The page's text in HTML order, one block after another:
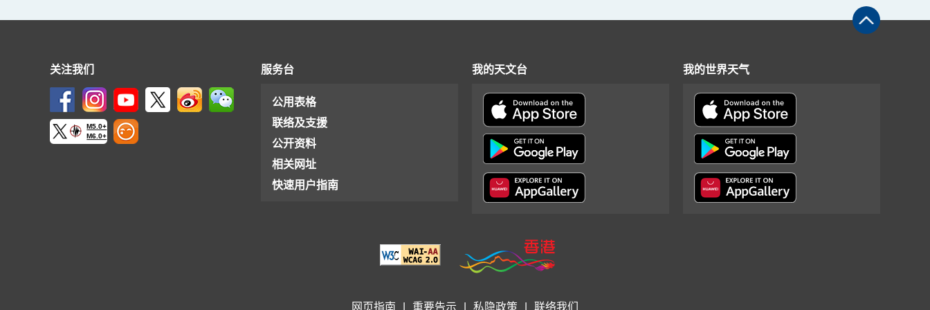
关注我们
M5.0+
M6.0+
服务台
公用表格
联络及支援
公开资料
相关网址
快速用户指南
我的天文台 我的世界天气
网页指南 重要告示 私隐政策 联络我们